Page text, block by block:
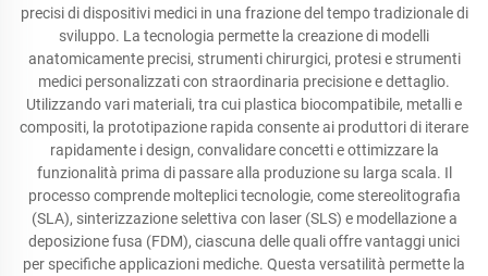
precisi di dispositivi medici in una frazione del tempo tradizionale di
sviluppo. La tecnologia permette la creazione di modelli
anatomicamente precisi, strumenti chirurgici, protesi e strumenti
medici personalizzati con straordinaria precisione e dettaglio.
Utilizzando vari materiali, tra cui plastica biocompatibile, metalli e
compositi, la prototipazione rapida consente ai produttori di iterare
rapidamente i design, convalidare concetti e ottimizzare la
funzionalità prima di passare alla produzione su larga scala. Il
processo comprende molteplici tecnologie, come stereolitografia
(SLA), sinterizzazione selettiva con laser (SLS) e modellazione a
deposizione fusa (FDM), ciascuna delle quali offre vantaggi unici
per specifiche applicazioni mediche. Questa versatilità permette la